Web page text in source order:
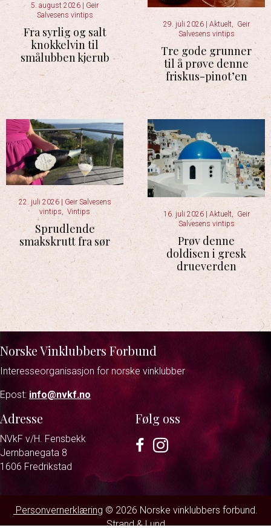
5. august 2026 | Geir
Salvesens vintips
Fra syrlig og salt
knokkelvin til
smålubben kjerub
29. juli 2026 | Aktuelt, Geir
Salvesens vintips
Tre gode grunner
til å prøve denne
friskus-pinot’en
22. juli 2026| Geir Salvesens
vintips
Vintips
Sprudlende
smakskrutt fra sør
16. juli 2026 | Aktuelt,
Geir
Salvesens vintips
Prøv denne
doldisen i gresk
drueverden
Norske Vinklubbers Forbund
Interesseorganisasjon for norske vinklubber
Epost: info@nvkf.no
Adresse
NVkF v/H. Fensbekk
Jernbanegata 8
1606 Fredrikstad
Følg oss
Facebook
Instagram
Personvernerklæring © 2026 Norske vinklubbers forbund.
Strand & Lund